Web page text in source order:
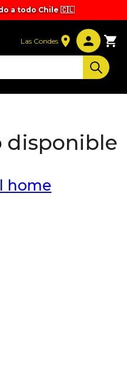
a todo Chile 🇨🇱
Las Condes
disponible
home